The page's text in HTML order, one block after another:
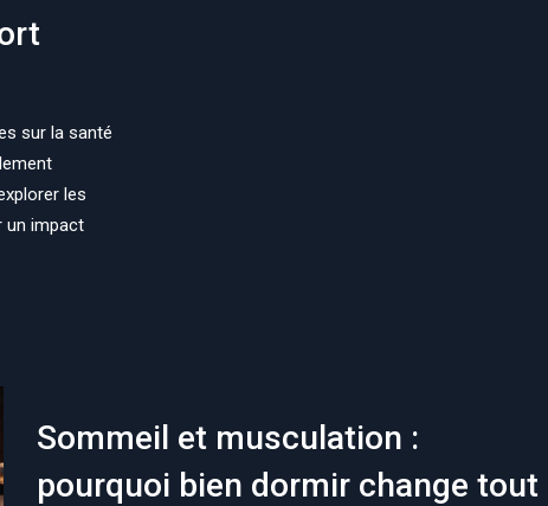
sur la santé
les
un impact
Sommeil et musculation :
pourquoi bien dormir change tout